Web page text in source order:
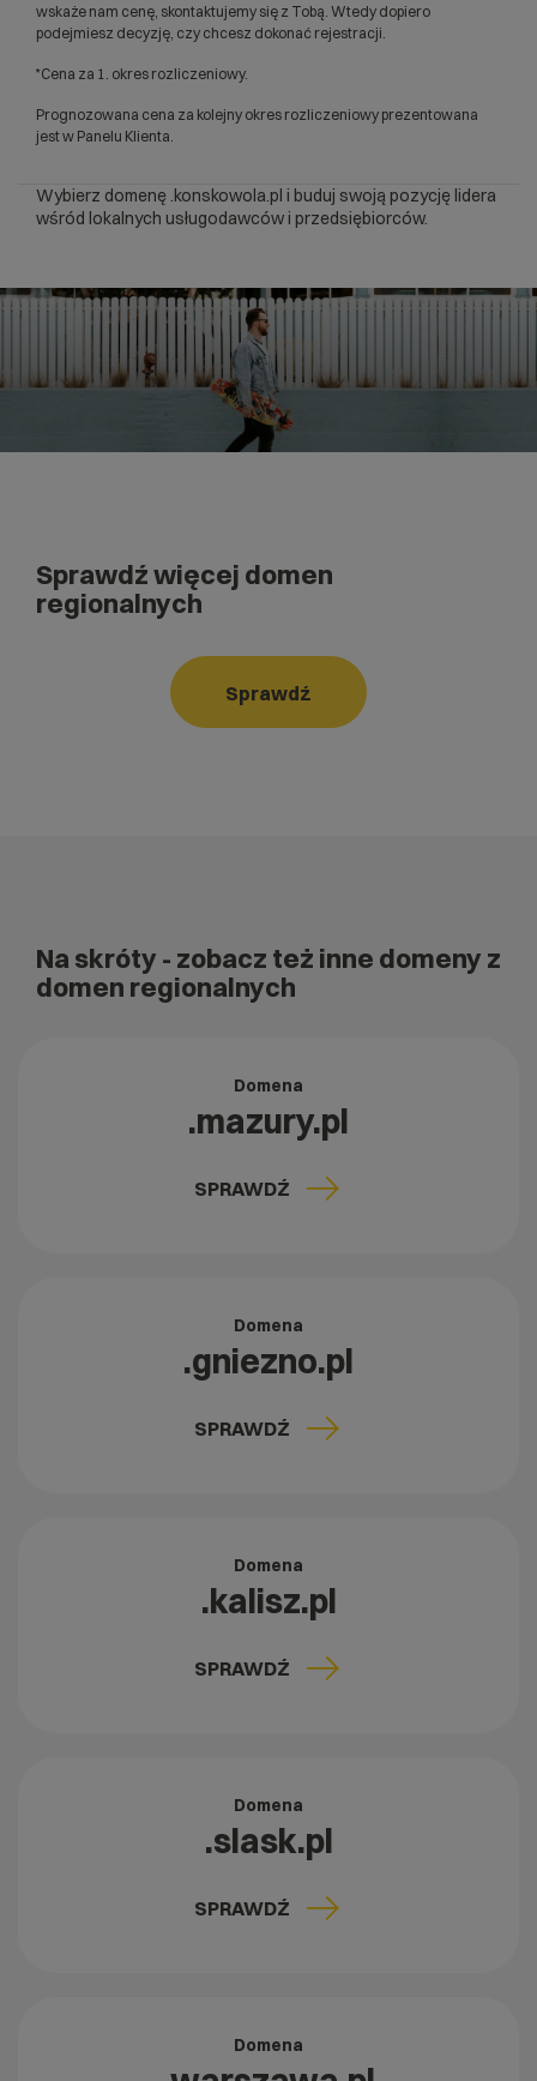
wskaże nam cenę, skontaktujemy się z Tobą. Wtedy dopiero
podejmiesz decyzję, czy chcesz dokonać rejestracji.
*Cena za 1. okres rozliczeniowy.
Prognozowana cena za kolejny okres rozliczeniowy prezentowana
jest w Panelu Klienta.
Wybierz domenę .konskowola.pl i buduj swoją pozycję lidera
wśród lokalnych usługodawców i przedsiębiorców.
Sprawdź więcej domen
regionalnych
Sprawdź
Na skróty - zobacz też inne domeny z
domen regionalnych
Domena
.mazury.pl
SPRAWDŹ
Domena
.gniezno.pl
SPRAWDŹ
Domena
.kalisz.pl
SPRAWDŹ
Domena
.slask.pl
SPRAWDŹ
Domena